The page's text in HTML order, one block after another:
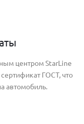
центром StarLine
ГОСТ, что
автомобиль.